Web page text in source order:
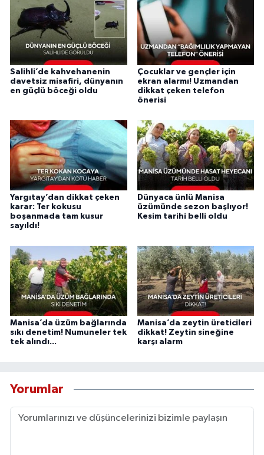
Salihli’de kahvehanenin
davetsiz misafiri, dünyanın
en güçlü böceği oldu
Çocuklar ve gençler için
ekran alarmı! Uzmandan
dikkat çeken telefon
önerisi
Yargıtay’dan dikkat çeken
karar: Ter kokusu
boşanmada tam kusur
sayıldı!
Dünyaca ünlü Manisa
üzümünde sezon başlıyor!
Kesim tarihi belli oldu
Manisa’da üzüm bağlarında
sıkı denetim! Numuneler tek
tek alındı...
Manisa’da zeytin üreticileri
dikkat! Zeytin sineğine
karşı alarm
Yorumlar